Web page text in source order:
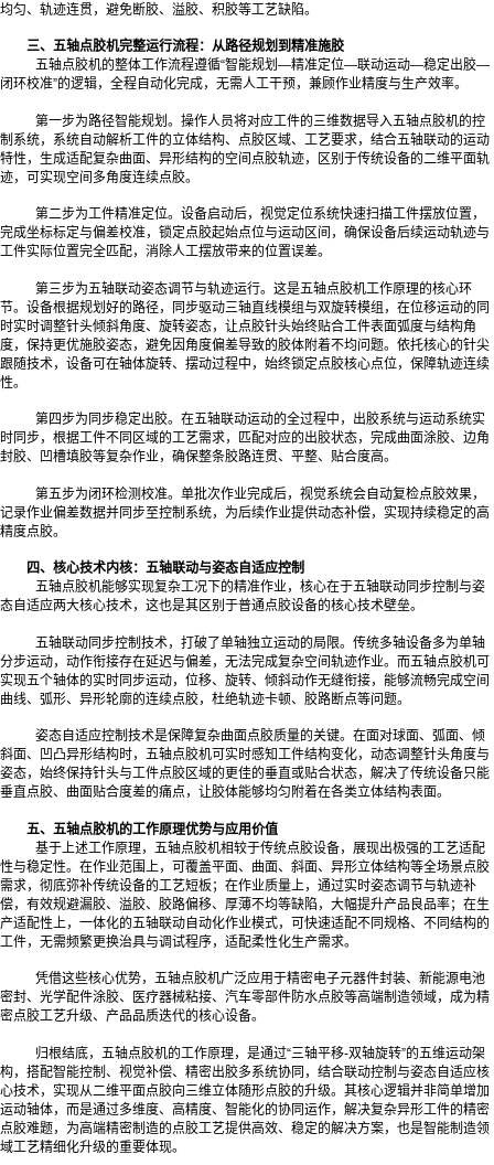
均匀、轨迹连贯，避免断胶、溢胶、积胶等工艺缺陷。
三、五轴点胶机完整运行流程：从路径规划到精准施胶
五轴点胶机的整体工作流程遵循“智能规划—精准定位—联动运动—稳定出胶—
闭环校准”的逻辑，全程自动化完成，无需人工干预，兼顾作业精度与生产效率。
第一步为路径智能规划。操作人员将对应工件的三维数据导入五轴点胶机的控
制系统，系统自动解析工件的立体结构、点胶区域、工艺要求，结合五轴联动的运动
特性，生成适配复杂曲面、异形结构的空间点胶轨迹，区别于传统设备的二维平面轨
迹，可实现空间多角度连续点胶。
第二步为工件精准定位。设备启动后，视觉定位系统快速扫描工件摆放位置，
完成坐标标定与偏差校准，锁定点胶起始点位与运动区间，确保设备后续运动轨迹与
工件实际位置完全匹配，消除人工摆放带来的位置误差。
第三步为五轴联动姿态调节与轨迹运行。这是五轴点胶机工作原理的核心环
节。设备根据规划好的路径，同步驱动三轴直线模组与双旋转模组，在位移运动的同
时实时调整针头倾斜角度、旋转姿态，让点胶针头始终贴合工件表面弧度与结构角
度，保持更优施胶姿态，避免因角度偏差导致的胶体附着不均问题。依托核心的针尖
跟随技术，设备可在轴体旋转、摆动过程中，始终锁定点胶核心点位，保障轨迹连续
性。
第四步为同步稳定出胶。在五轴联动运动的全过程中，出胶系统与运动系统实
时同步，根据工件不同区域的工艺需求，匹配对应的出胶状态，完成曲面涂胶、边角
封胶、凹槽填胶等复杂作业，确保整条胶路连贯、平整、贴合度高。
第五步为闭环检测校准。单批次作业完成后，视觉系统会自动复检点胶效果，
记录作业偏差数据并同步至控制系统，为后续作业提供动态补偿，实现持续稳定的高
精度点胶。
四、核心技术内核：五轴联动与姿态自适应控制
五轴点胶机能够实现复杂工况下的精准作业，核心在于五轴联动同步控制与姿
态自适应两大核心技术，这也是其区别于普通点胶设备的核心技术壁垒。
五轴联动同步控制技术，打破了单轴独立运动的局限。传统多轴设备多为单轴
分步运动，动作衔接存在延迟与偏差，无法完成复杂空间轨迹作业。而五轴点胶机可
实现五个轴体的实时同步运动，位移、旋转、倾斜动作无缝衔接，能够流畅完成空间
曲线、弧形、异形轮廓的连续点胶，杜绝轨迹卡顿、胶路断点等问题。
姿态自适应控制技术是保障复杂曲面点胶质量的关键。在面对球面、弧面、倾
斜面、凹凸异形结构时，五轴点胶机可实时感知工件结构变化，动态调整针头角度与
姿态，始终保持针头与工件点胶区域的更佳的垂直或贴合状态，解决了传统设备只能
垂直点胶、曲面贴合度差的痛点，让胶体能够均匀附着在各类立体结构表面。
五、五轴点胶机的工作原理优势与应用价值
基于上述工作原理，五轴点胶机相较于传统点胶设备，展现出极强的工艺适配
性与稳定性。在作业范围上，可覆盖平面、曲面、斜面、异形立体结构等全场景点胶
需求，彻底弥补传统设备的工艺短板；在作业质量上，通过实时姿态调节与轨迹补
偿，有效规避漏胶、溢胶、胶路偏移、厚薄不均等缺陷，大幅提升产品良品率；在生
产适配性上，一体化的五轴联动自动化作业模式，可快速适配不同规格、不同结构的
工件，无需频繁更换治具与调试程序，适配柔性化生产需求。
凭借这些核心优势，五轴点胶机广泛应用于精密电子元器件封装、新能源电池
密封、光学配件涂胶、医疗器械粘接、汽车零部件防水点胶等高端制造领域，成为精
密点胶工艺升级、产品品质迭代的核心设备。
归根结底，五轴点胶机的工作原理，是通过“三轴平移-双轴旋转”的五维运动架
构，搭配智能控制、视觉补偿、精密出胶多系统协同，结合联动控制与姿态自适应核
心技术，实现从二维平面点胶向三维立体随形点胶的升级。其核心逻辑并非简单增加
运动轴体，而是通过多维度、高精度、智能化的协同运作，解决复杂异形工件的精密
点胶难题，为高端精密制造的点胶工艺提供高效、稳定的解决方案，也是智能制造领
域工艺精细化升级的重要体现。